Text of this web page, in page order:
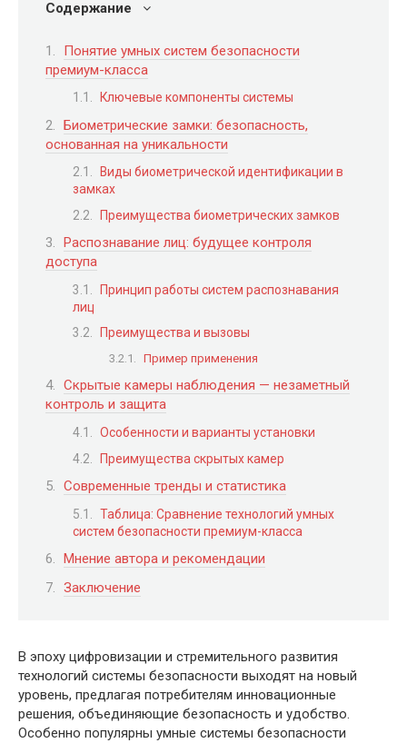
Содержание
Понятие умных систем безопасности
премиум-класса
Ключевые компоненты системы
Биометрические замки: безопасность,
основанная на уникальности
Виды биометрической идентификации в
замках
Преимущества биометрических замков
Распознавание лиц: будущее контроля
доступа
Принцип работы систем распознавания
лиц
Преимущества и вызовы
Пример применения
Скрытые камеры наблюдения — незаметный
контроль и защита
Особенности и варианты установки
Преимущества скрытых камер
Современные тренды и статистика
Таблица: Сравнение технологий умных
систем безопасности премиум-класса
Мнение автора и рекомендации
Заключение
В эпоху цифровизации и стремительного развития
технологий системы безопасности выходят на новый
уровень, предлагая потребителям инновационные
решения, объединяющие безопасность и удобство.
Особенно популярны умные системы безопасности